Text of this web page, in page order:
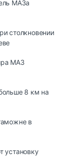
МАЗа
столкновении
МАЗ
8 км на
в
ycтaнoвкy